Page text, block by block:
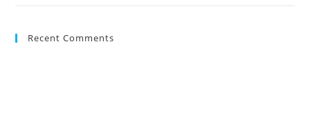
Recent Comments